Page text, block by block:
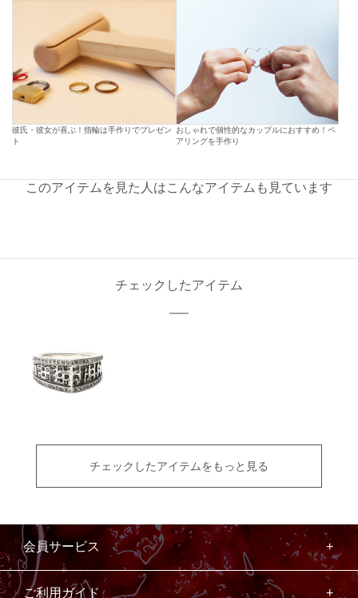
彼氏・彼女が喜ぶ！指輪は手作りでプレゼン
ト
おしゃれで個性的なカップルにおすすめ！ペ
アリングを手作り
このアイテムを見た人はこんなアイテムも見ています
チェックしたアイテム
チェックしたアイテムをもっと見る
会員サービス
ご利用ガイド